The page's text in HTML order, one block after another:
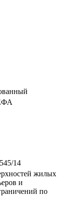
14
жилых
и
по